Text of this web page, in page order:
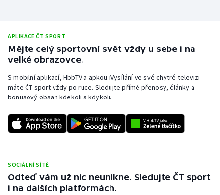
Rychlostní kanoistika
Short track
Sportovní střelba
Stolní tenis
Triatlon
Veslování
APLIKACE ČT SPORT
Mějte celý sportovní svět vždy u sebe i na
velké obrazovce.
S mobilní aplikací, HbbTV a apkou iVysílání ve své chytré televizi
máte ČT sport vždy po ruce. Sledujte přímé přenosy, články a
bonusový obsah kdekoli a kdykoli.
SOCIÁLNÍ SÍTĚ
Odteď vám už nic neunikne. Sledujte ČT sport
i na dalších platformách.